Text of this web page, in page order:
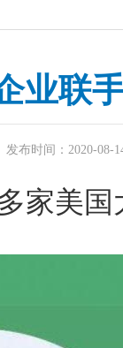
业联
发布时间：2020-08-
家美